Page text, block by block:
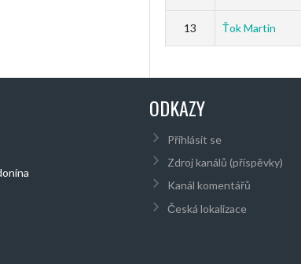
13 Ťok Martin
ODKAZY
Přihlásit se
Zdroj kanálů (příspěvky)
Kanál komentářů
Česká lokalizace